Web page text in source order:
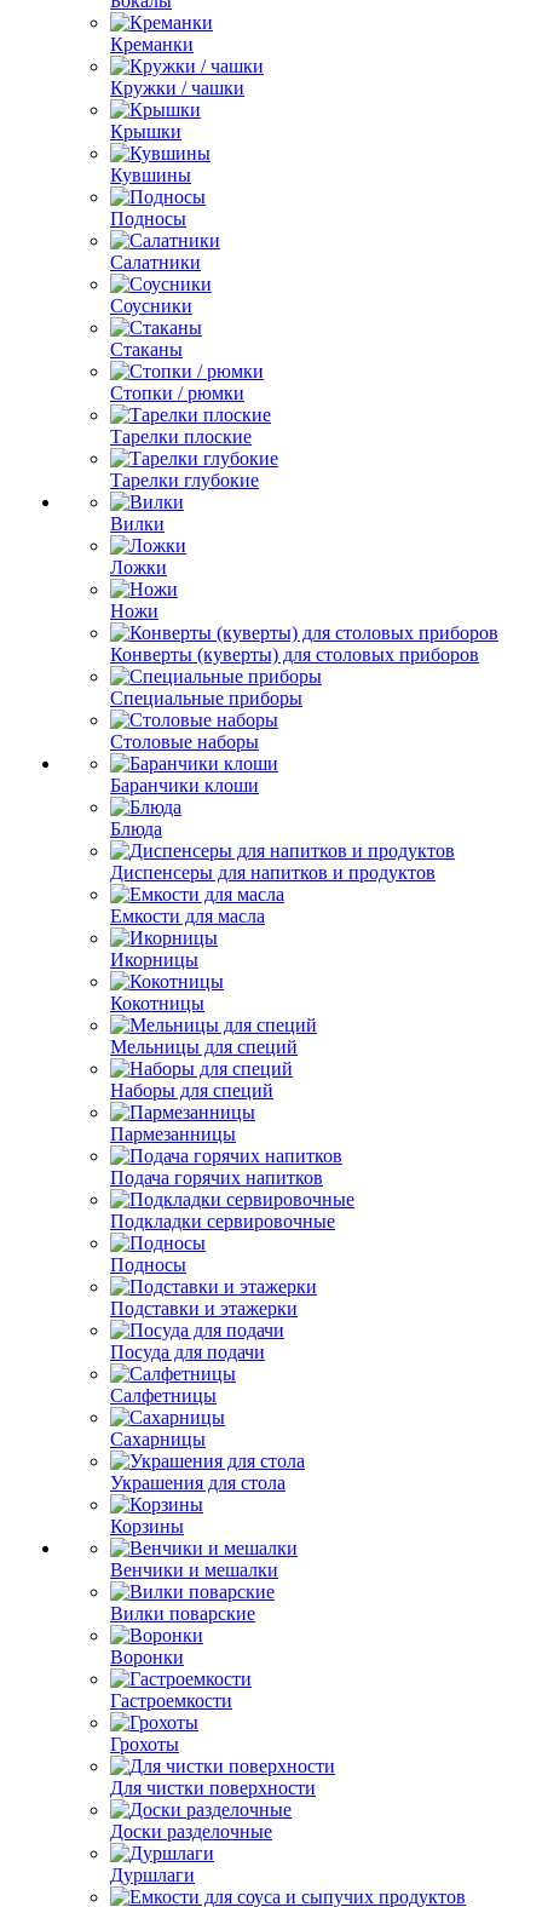
Креманки
Кружки / чашки
Крышки
Кувшины
Подносы
Салатники
Соусники
Стаканы
Стопки / рюмки
Тарелки плоские
Тарелки глубокие
Вилки
Ложки
Ножи
Конверты (куверты) для столовых приборов
Специальные приборы
Столовые наборы
Баранчики клоши
Блюда
Диспенсеры для напитков и продуктов
Емкости для масла
Икорницы
Кокотницы
Мельницы для специй
Наборы для специй
Пармезанницы
Подача горячих напитков
Подкладки сервировочные
Подносы
Подставки и этажерки
Посуда для подачи
Салфетницы
Сахарницы
Украшения для стола
Корзины
Венчики и мешалки
Вилки поварские
Воронки
Гастроемкости
Грохоты
Для чистки поверхности
Доски разделочные
Дуршлаги